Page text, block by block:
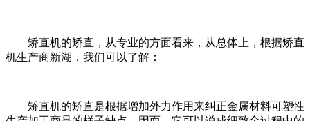
矫直机的矫直，从专业的方面看来，从总体上，根据矫直
机生产商新湖，我们可以了解：
矫直机的矫直是根据增加外力作用来纠正金属材料可塑性